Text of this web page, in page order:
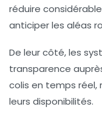
réduire
anticiper les aléas
De leur côté, les
transparence
colis en temps
leurs disponibilités.